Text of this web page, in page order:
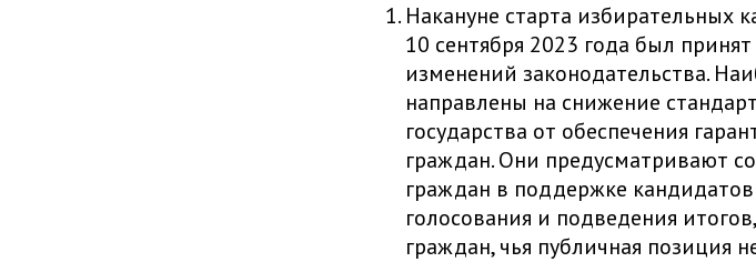
Накануне старта избирательных
10 сентября 2023 года был
изменений законодательства.
направлены на снижение
государства от обеспечения
граждан. Они предусматривают
граждан в поддержке
голосования и подведения
граждан, чья публичная позиция